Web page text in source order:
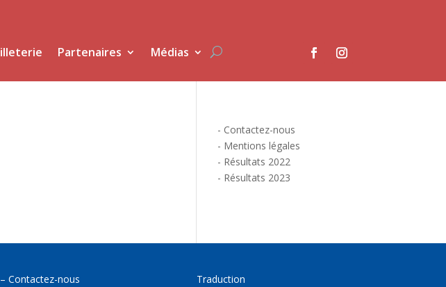
Partenaires Médias
- Contactez-nous
- Mentions légales
- Résultats 2022
- Résultats 2023
– Contactez-nous
Traduction